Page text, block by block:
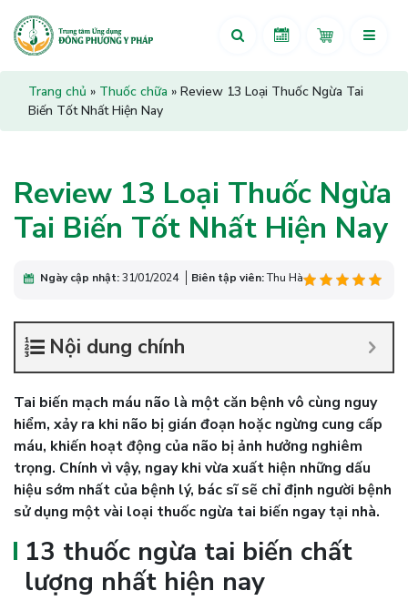
Trang chủ » Thuốc chữa » Review 13 Loại Thuốc Ngừa Tai
Biến Tốt Nhất Hiện Nay
Review 13 Loại Thuốc Ngừa
Tai Biến Tốt Nhất Hiện Nay
Ngày cập nhật:31/01/2024 Biên tập viên:Thu Hà
Nội dung chính
Tai biến mạch máu não là một căn bệnh vô cùng nguy
hiểm, xảy ra khi não bị gián đoạn hoặc ngừng cung cấp
máu, khiến hoạt động của não bị ảnh hưởng nghiêm
trọng. Chính vì vậy, ngay khi vừa xuất hiện những dấu
hiệu sớm nhất của bệnh lý, bác sĩ sẽ chỉ định người bệnh
sử dụng một vài loại thuốc ngừa tai biến ngay tại nhà.
13 thuốc ngừa tai biến chất
lượng nhất hiện nay